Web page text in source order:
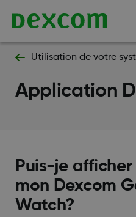
Utilisation de votre
Application
Puis-je
mon Dexcom
Watch?